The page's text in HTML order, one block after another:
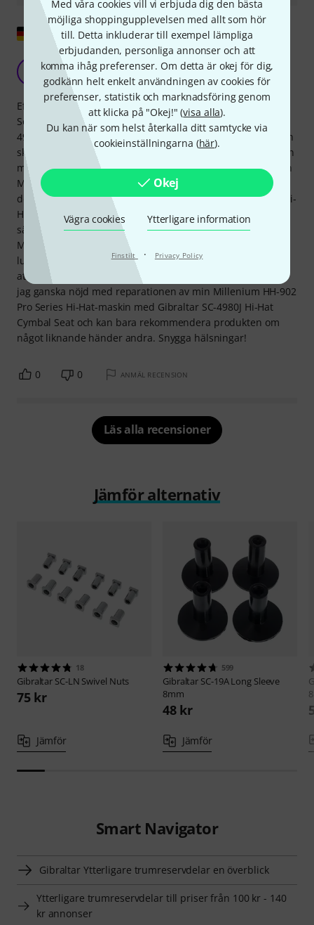
Med våra cookies vill vi erbjuda dig den bästa
möjliga shoppingupplevelsen med allt som hör
till. Detta inkluderar till exempel lämpliga
erbjudanden, personliga annonser och att
komma ihåg preferenser. Om detta är okej för dig,
godkänn helt enkelt användningen av cookies för
preferenser, statistik och marknadsföring genom
att klicka på "Okej!" (visa alla).
Du kan när som helst återkalla ditt samtycke via
cookieinställningarna (här).
Okej
Vägra cookies Ytterligare information
Finstilt · Privacy Policy
Visa original
Bra ersättare
Grobert 15.08.2017
Eftersom den övre hylsan på min Millenium HH-902 Pro
Series Hi-Hat-maskin hade gått av köpte jag Gibraltar SC-
4980J Hi-Hat Cymbal Seat på ett infall och hoppades att den
skulle passa. Tyvärr gjorde han det inte direkt. Efter en liten
modifiering med sandpapper och försiktig hjälp av min vän
Mr Schonhammer, efter att jag hade vänt hi-hat-röret till
den icke-avsmalnande sidan, passade Gibraltar SC-4980J Hi-
Hat Cymbal Seat som handen i handsken. Jag behöver inte
säga så mycket om operationen, den gör vad den ska göra.
Men jag har en negativ punkt: justeringen av
lutningsvinkeln kunde ha utformats mer framgångsrikt, så
att du kunde klara dig utan en låsmutter. Sammantaget är
jag ganska nöjd med reparationen av min Millenium HH-902
Pro Series Hi-Hat-maskin med Gibraltar SC-4980J Hi-Hat
Cymbal Seat och kan bara rekommendera produkten om
något liknande händer andra. Snygga hälsningar!
0 0 ANMÄL RECENSION
Läs alla recensioner
Jämför alternativ
18
Gibraltar SC-LN Swivel Nuts
75 kr
Jämför
599
Gibraltar SC-19A Long Sleeve
8mm
48 kr
Jämför
Smart Navigator
Gibraltar Ytterligare trumreservdelar en överblick
Ytterligare trumreservdelar till priser från 100 kr - 140
kr annonser